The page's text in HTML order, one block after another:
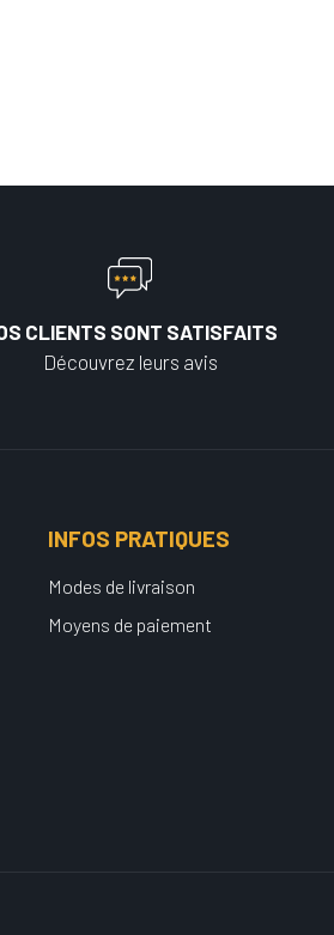
CLIENTS SONT SATISFAITS
Découvrez leurs avis
INFOS PRATIQUES
Modes de livraison
Moyens de paiement